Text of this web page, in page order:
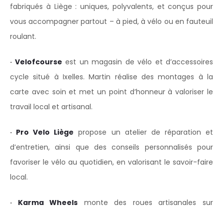
fabriqués à Liège : uniques, polyvalents, et conçus pour
vous accompagner partout – à pied, à vélo ou en fauteuil
roulant.
· Velofcourse est un magasin de vélo et d’accessoires
cycle situé à Ixelles. Martin réalise des montages à la
carte avec soin et met un point d’honneur à valoriser le
travail local et artisanal.
· Pro Velo Liège propose un atelier de réparation et
d’entretien, ainsi que des conseils personnalisés pour
favoriser le vélo au quotidien, en valorisant le savoir-faire
local.
· Karma Wheels monte des roues artisanales sur